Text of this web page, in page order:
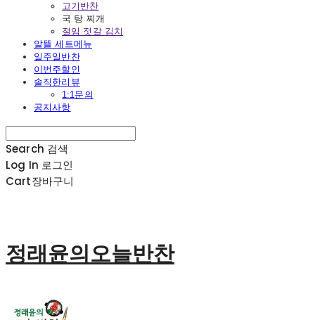
고기반찬
국 탕 찌개
절임 젓갈 김치
알뜰 세트메뉴
일주일반찬
이번주할인
솔직한리뷰
1:1문의
공지사항
Search 검색
Log In 로그인
Cart장바구니
정래윤의오늘반찬